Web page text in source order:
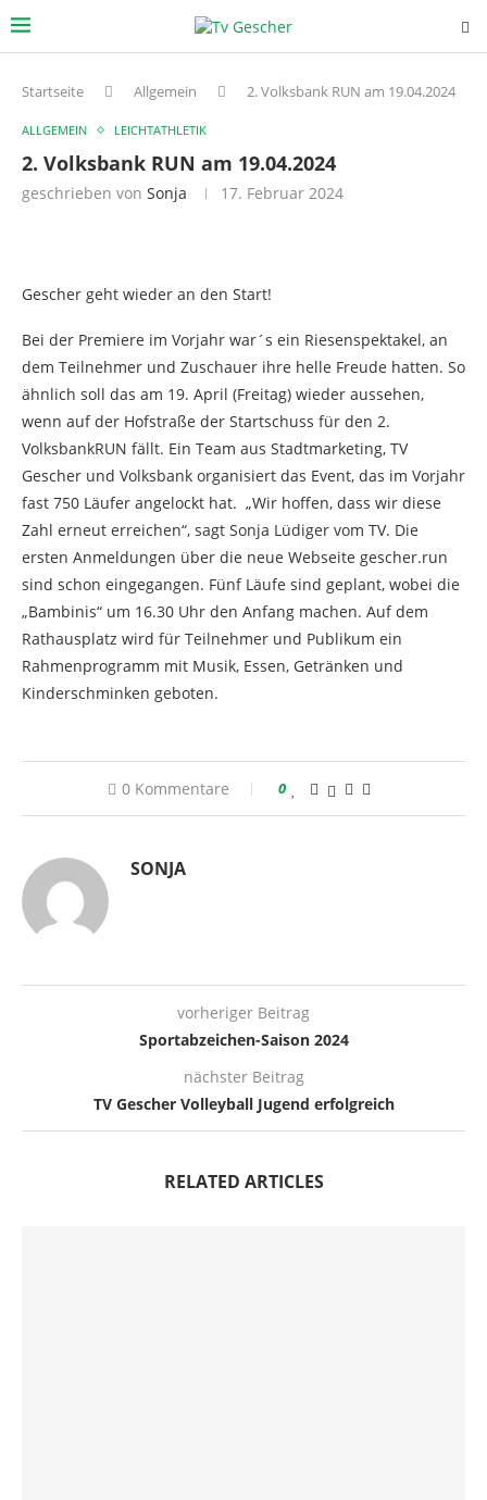
Startseite Allgemein 2. Volksbank RUN am 19.04.2024
ALLGEMEIN LEICHTATHLETIK
2. Volksbank RUN am 19.04.2024
geschrieben von Sonja 17. Februar 2024
Gescher geht wieder an den Start!
Bei der Premiere im Vorjahr war´s ein Riesenspektakel, an
dem Teilnehmer und Zuschauer ihre helle Freude hatten. So
ähnlich soll das am 19. April (Freitag) wieder aussehen,
wenn auf der Hofstraße der Startschuss für den 2.
VolksbankRUN fällt. Ein Team aus Stadtmarketing, TV
Gescher und Volksbank organisiert das Event, das im Vorjahr
fast 750 Läufer angelockt hat. „Wir hoffen, dass wir diese
Zahl erneut erreichen“, sagt Sonja Lüdiger vom TV. Die
ersten Anmeldungen über die neue Webseite gescher.run
sind schon eingegangen. Fünf Läufe sind geplant, wobei die
„Bambinis“ um 16.30 Uhr den Anfang machen. Auf dem
Rathausplatz wird für Teilnehmer und Publikum ein
Rahmenprogramm mit Musik, Essen, Getränken und
Kinderschminken geboten.
0 Kommentare 0
SONJA
vorheriger Beitrag
Sportabzeichen-Saison 2024
nächster Beitrag
TV Gescher Volleyball Jugend erfolgreich
RELATED ARTICLES